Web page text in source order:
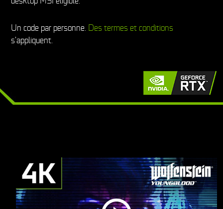
Un code par personne. Des termes et conditions
s'appliquent.